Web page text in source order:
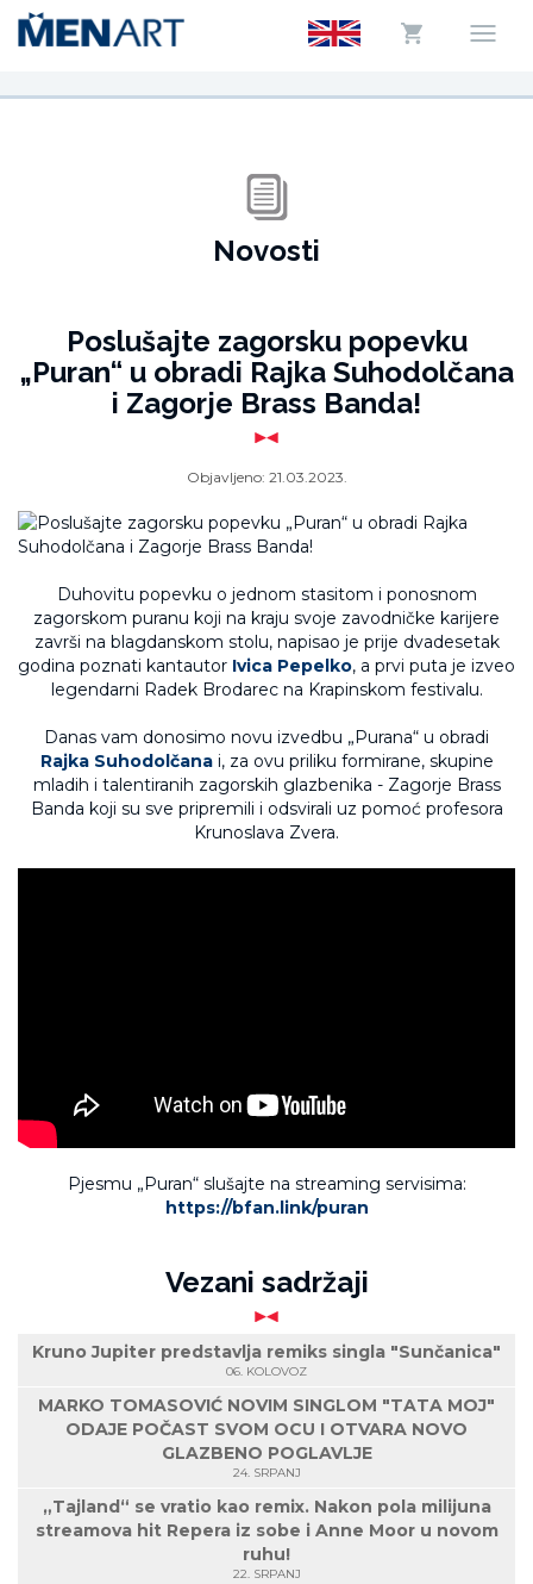
Novosti
Poslušajte zagorsku popevku
„Puran“ u obradi Rajka Suhodolčana
i Zagorje Brass Banda!
Objavljeno: 21.03.2023.
Duhovitu popevku o jednom stasitom i ponosnom
zagorskom puranu koji na kraju svoje zavodničke karijere
završi na blagdanskom stolu, napisao je prije dvadesetak
godina poznati kantautor Ivica Pepelko, a prvi puta je izveo
legendarni Radek Brodarec na Krapinskom festivalu.
Danas vam donosimo novu izvedbu „Purana“ u obradi
Rajka Suhodolčanai, za ovu priliku formirane, skupine
mladih i talentiranih zagorskih glazbenika - Zagorje Brass
Banda koji su sve pripremili i odsvirali uz pomoć profesora
Krunoslava Zvera.
Pjesmu „Puran“ slušajte na streaming servisima:
https://bfan.link/puran
Vezani sadržaji
Kruno Jupiter predstavlja remiks singla "Sunčanica"
06. KOLOVOZ
MARKO TOMASOVIĆ NOVIM SINGLOM "TATA MOJ"
ODAJE POČAST SVOM OCU I OTVARA NOVO
GLAZBENO POGLAVLJE
24. SRPANJ
„Tajland“ se vratio kao remix. Nakon pola milijuna
streamova hit Repera iz sobe i Anne Moor u novom
ruhu!
22. SRPANJ